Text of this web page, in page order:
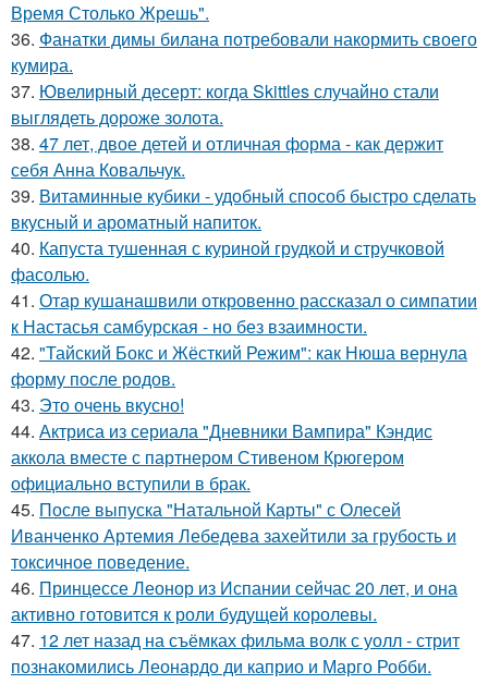
Время Столько Жрешь".
36. Фанатки димы билана потребовали накормить своего
кумира.
37. Ювелирный десерт: когда Skittles случайно стали
выглядеть дороже золота.
38. 47 лет, двое детей и отличная форма - как держит
себя Анна Ковальчук.
39. Витаминные кубики - удобный способ быстро сделать
вкусный и ароматный напиток.
40. Капуста тушенная с куриной грудкой и стручковой
фасолью.
41. Отар кушанашвили откровенно рассказал о симпатии
к Настасья самбурская - но без взаимности.
42. "Тайский Бокс и Жёсткий Режим": как Нюша вернула
форму после родов.
43. Это очень вкусно!
44. Актриса из сериала "Дневники Вампира" Кэндис
аккола вместе с партнером Стивеном Крюгером
официально вступили в брак.
45. После выпуска "Натальной Карты" с Олесей
Иванченко Артемия Лебедева захейтили за грубость и
токсичное поведение.
46. Принцессе Леонор из Испании сейчас 20 лет, и она
активно готовится к роли будущей королевы.
47. 12 лет назад на съёмках фильма волк с уолл - стрит
познакомились Леонардо ди каприо и Марго Робби.